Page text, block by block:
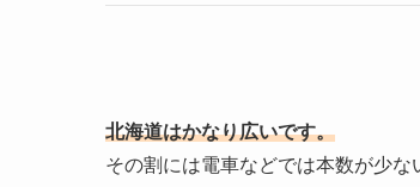
北海道はかなり広いです。
その割には電車などでは本数が少な